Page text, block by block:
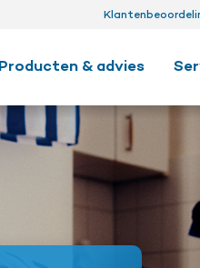
Producten & advies